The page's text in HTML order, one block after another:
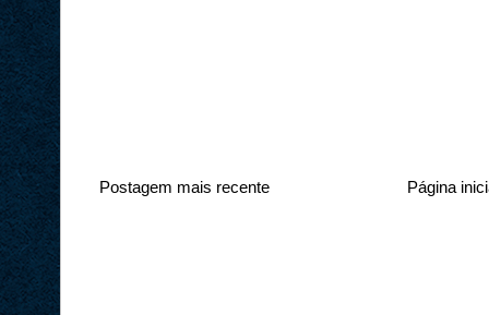
Postagem mais recente Página